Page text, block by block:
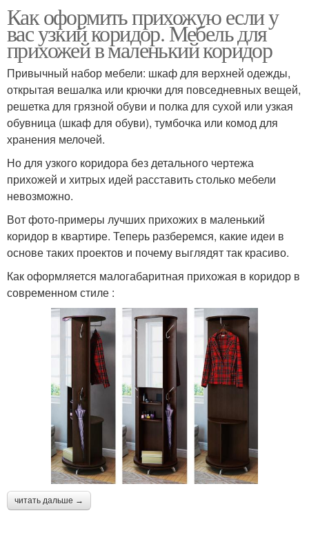
Как оформить прихожую если у
вас узкий коридор. Мебель для
прихожей в маленький коридор
Привычный набор мебели: шкаф для верхней одежды,
открытая вешалка или крючки для повседневных вещей,
решетка для грязной обуви и полка для сухой или узкая
обувница (шкаф для обуви), тумбочка или комод для
хранения мелочей.
Но для узкого коридора без детального чертежа
прихожей и хитрых идей расставить столько мебели
невозможно.
Вот фото-примеры лучших прихожих в маленький
коридор в квартире. Теперь разберемся, какие идеи в
основе таких проектов и почему выглядят так красиво.
Как оформляется малогабаритная прихожая в коридор в
современном стиле :
читать дальше →